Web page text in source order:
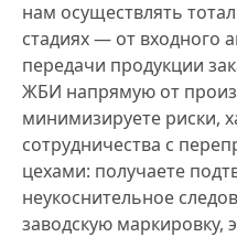
нам осуществлять
стадиях — от входного
передачи продукции
ЖБИ напрямую от
минимизируете риски,
сотрудничества с
цехами: получаете
неукоснительное
заводскую маркировку,